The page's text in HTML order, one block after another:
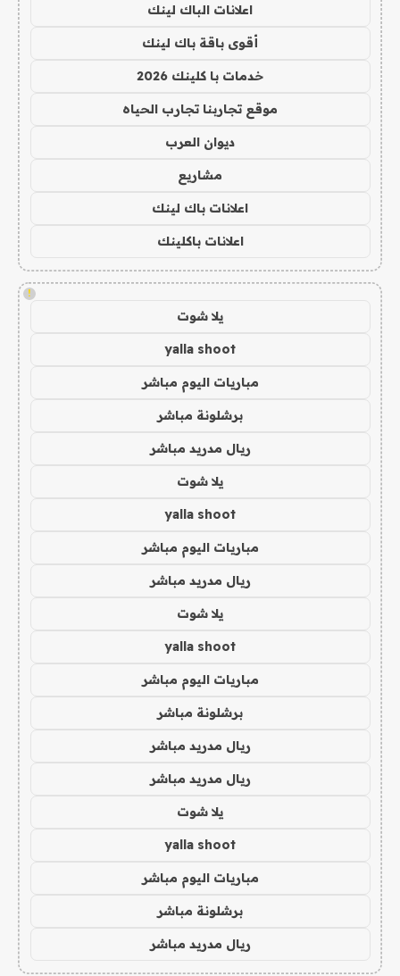
اعلانات الباك لينك
أقوى باقة باك لينك
خدمات با كلينك 2026
موقع تجاربنا تجارب الحياه
ديوان العرب
مشاريع
اعلانات باك لينك
اعلانات باكلينك
!
يلا شوت
yalla shoot
مباريات اليوم مباشر
برشلونة مباشر
ريال مدريد مباشر
يلا شوت
yalla shoot
مباريات اليوم مباشر
ريال مدريد مباشر
يلا شوت
yalla shoot
مباريات اليوم مباشر
برشلونة مباشر
ريال مدريد مباشر
ريال مدريد مباشر
يلا شوت
yalla shoot
مباريات اليوم مباشر
برشلونة مباشر
ريال مدريد مباشر